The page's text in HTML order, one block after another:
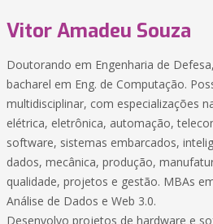
Vitor Amadeu Souza
Doutorando em Engenharia de
bacharel em Eng. de Computação.
multidisciplinar, com especializações
elétrica, eletrônica, automação,
software, sistemas embarcados,
dados, mecânica, produção,
qualidade, projetos e gestão. MBAs
Análise de Dados e Web 3.0.
Desenvolvo projetos de hardware e